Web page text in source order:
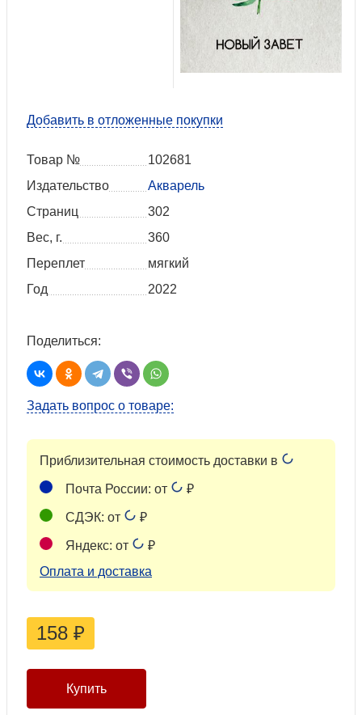
Добавить в отложенные покупки
Товар №
102681
Издательство
Акварель
Страниц
302
Вес, г.
360
Переплет
мягкий
Год
2022
Поделиться:
Задать вопрос о товаре:
Приблизительная стоимость доставки в
Почта России: от ₽
СДЭК: от ₽
Яндекс: от
₽
Оплата и доставка
158 ₽